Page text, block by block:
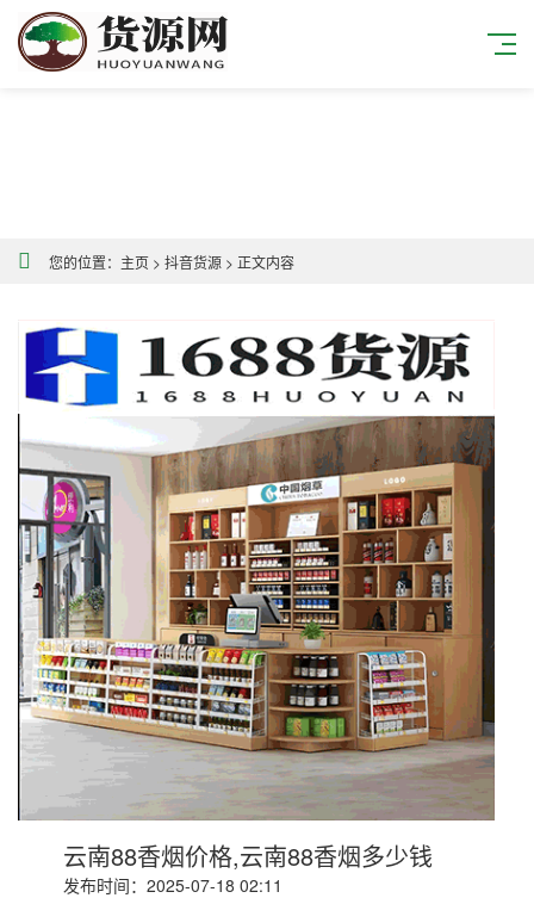
您的位置： 主页 > 抖音货源 > 正文内容
云南88香烟价格,云南88香烟多少钱
发布时间：2025-07-18 02:11